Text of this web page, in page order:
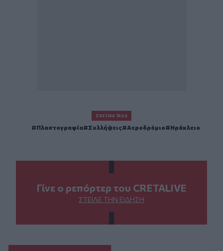
ΣΧΕΤΙΚΆ TAGS
Πλαστογραφία Συλλήψεις Αεροδρόμιο Ηράκλειο
Γίνε ο ρεπόρτερ του CRETALIVE
ΣΤΕΊΛΕ ΤΗΝ ΕΊΔΗΣΗ